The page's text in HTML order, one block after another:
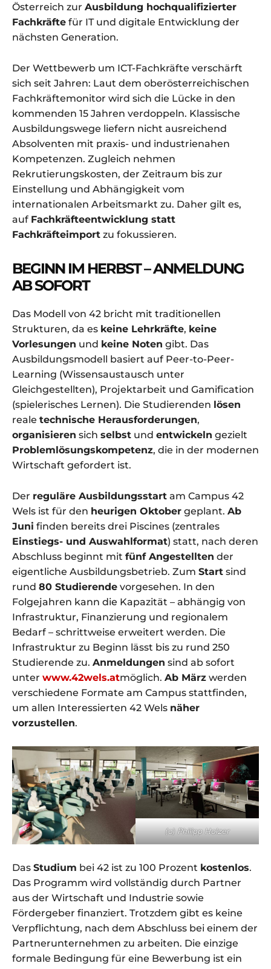
Österreich zur Ausbildung hochqualifizierter
Fachkräfte für IT und digitale Entwicklung der
nächsten Generation.
Der Wettbewerb um ICT-Fachkräfte verschärft
sich seit Jahren: Laut dem oberösterreichischen
Fachkräftemonitor wird sich die Lücke in den
kommenden 15 Jahren verdoppeln. Klassische
Ausbildungswege liefern nicht ausreichend
Absolventen mit praxis- und industrienahen
Kompetenzen. Zugleich nehmen
Rekrutierungskosten, der Zeitraum bis zur
Einstellung und Abhängigkeit vom
internationalen Arbeitsmarkt zu. Daher gilt es,
auf Fachkräfteentwicklung statt
Fachkräfteimport zu fokussieren.
BEGINN IM HERBST – ANMELDUNG
AB SOFORT
Das Modell von 42 bricht mit traditionellen
Strukturen, da es keine Lehrkräfte, keine
Vorlesungen und keine Noten gibt. Das
Ausbildungsmodell basiert auf Peer-to-Peer-
Learning (Wissensaustausch unter
Gleichgestellten), Projektarbeit und Gamification
(spielerisches Lernen). Die Studierenden lösen
reale technische Herausforderungen,
organisieren sich selbst und entwickeln gezielt
Problemlösungskompetenz, die in der modernen
Wirtschaft gefordert ist.
Der reguläre Ausbildungsstart am Campus 42
Wels ist für den heurigen Oktober geplant. Ab
Juni finden bereits drei Piscines (zentrales
Einstiegs- und Auswahlformat) statt, nach deren
Abschluss beginnt mit fünf Angestellten der
eigentliche Ausbildungsbetrieb. Zum Start sind
rund 80 Studierende vorgesehen. In den
Folgejahren kann die Kapazität – abhängig von
Infrastruktur, Finanzierung und regionalem
Bedarf – schrittweise erweitert werden. Die
Infrastruktur zu Beginn lässt bis zu rund 250
Studierende zu. Anmeldungen sind ab sofort
unter www.42wels.atmöglich. Ab März werden
verschiedene Formate am Campus stattfinden,
um allen Interessierten 42 Wels näher
vorzustellen.
(c) Philipp Holzer
Das Studium bei 42 ist zu 100 Prozent kostenlos.
Das Programm wird vollständig durch Partner
aus der Wirtschaft und Industrie sowie
Fördergeber finanziert. Trotzdem gibt es keine
Verpflichtung, nach dem Abschluss bei einem der
Partnerunternehmen zu arbeiten. Die einzige
formale Bedingung für eine Bewerbung ist ein